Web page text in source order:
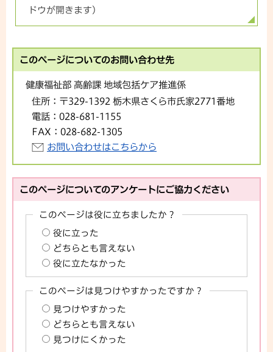
ドウが開きます）
このページについてのお問い合わせ先
健康福祉部 高齢課 地域包括ケア推進係
住所： 〒329-1392 栃木県さくら市氏家2771番地
電話： 028-681-1155
FAX： 028-682-1305
お問い合わせはこちらから
このページについてのアンケートにご協力ください
このページは役に立ちましたか？
役に立った
どちらとも言えない
役に立たなかった
このページは見つけやすかったですか？
見つけやすかった
どちらとも言えない
見つけにくかった